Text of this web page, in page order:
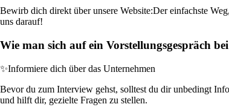
Bewirb dich direkt über unsere Website:Der einfachste
uns darauf!
Wie man sich auf ein Vorstellungsgespräch
✨Informiere dich über das Unternehmen
Bevor du zum Interview gehst, solltest du dir unbedingt
und hilft dir, gezielte Fragen zu stellen.